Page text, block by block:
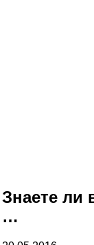
Знаете ли
…